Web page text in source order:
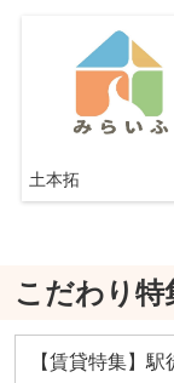
土本拓
こだわり特
【賃貸特集】駅